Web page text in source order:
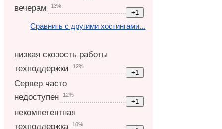
вечерам
13%
Сравнить с другими хостингами...
низкая скорость работы
техподдержки
12%
Сервер часто
недоступен
12%
некомпетентная
техподдержка
10%